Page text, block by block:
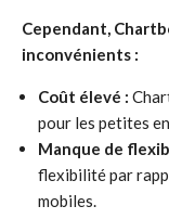
Cependant,
inconvénients :
Coût élevé :
pour les petites
Manque de
flexibilité par
mobiles.